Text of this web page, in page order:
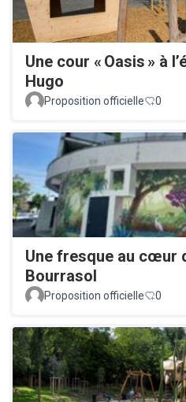
Une cour « Oasis » à
Hugo
Proposition officielle 0
Une fresque au cœur
Bourrasol
Proposition officielle 0